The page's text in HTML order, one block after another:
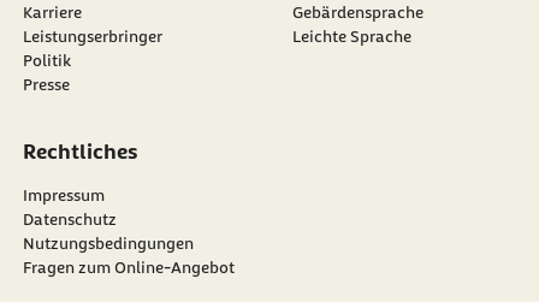
Karriere
Leistungserbringer
Politik
Presse
Gebärdensprache
Leichte Sprache
Rechtliches
Impressum
Datenschutz
Nutzungsbedingungen
Fragen zum Online-Angebot